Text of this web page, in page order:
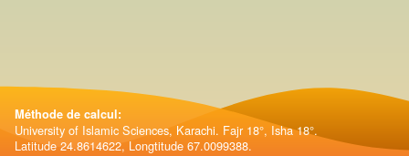
Méthode de calcul:
University of Islamic Sciences, Karachi. Fajr 18°, Isha 18°.
Latitude 24.8614622, Longtitude 67.0099388.